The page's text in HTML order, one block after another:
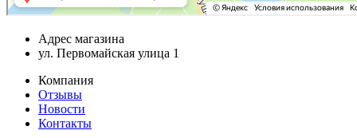
Адрес магазина
ул. Первомайская улица 1
Компания
Отзывы
Новости
Контакты